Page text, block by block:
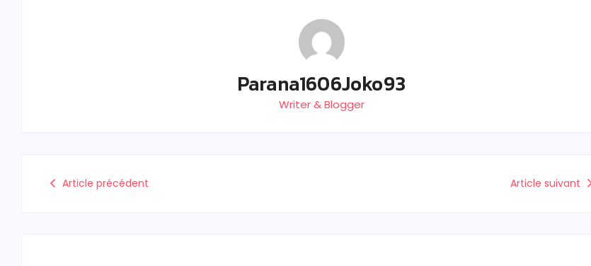
Parana1606Joko93
Writer & Blogger
Article précédent Article suivant